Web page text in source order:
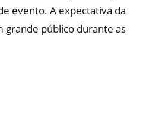
evento. A expectativa da
grande público durante as